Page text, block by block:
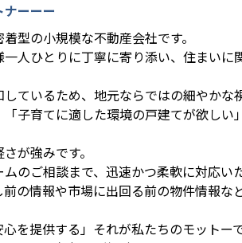
ーーー
型の小規模な不動産会社です。
人ひとりに丁寧に寄り添い、住まい
ているため、地元ならではの細やかな
「子育てに適した環境の戸建てが欲し
が強みです。
のご相談まで、迅速かつ柔軟に対応いた
の情報や市場に出回る前の物件情報
を提供する」――それが私たちのモットーで